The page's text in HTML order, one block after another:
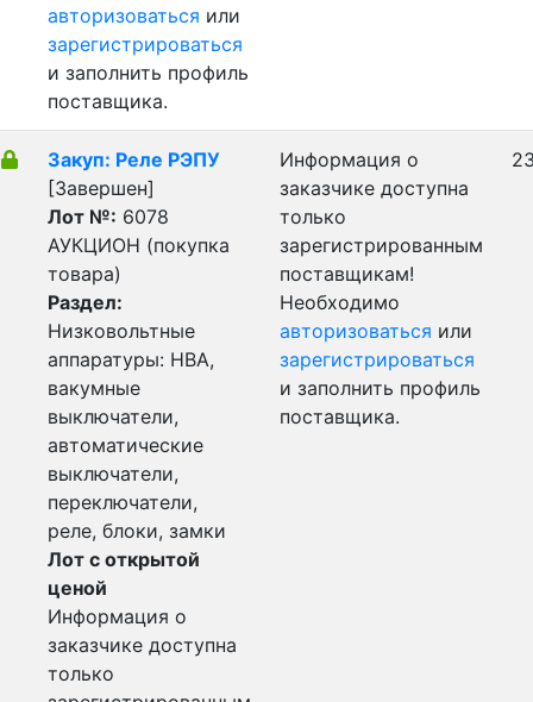
авторизоваться или
зарегистрироваться
и заполнить профиль
поставщика.
Закуп: Реле РЭПУ
[Завершен]
Лот №: 6078
АУКЦИОН (покупка
товара)
Раздел:
Низковольтные
аппаратуры: НВА,
вакумные
выключатели,
автоматические
выключатели,
переключатели,
реле, блоки, замки
Лот с открытой
ценой
Информация о
заказчике доступна
только
Информация о
заказчике доступна
только
зарегистрированным
поставщикам!
Необходимо
авторизоваться или
зарегистрироваться
и заполнить профиль
поставщика.